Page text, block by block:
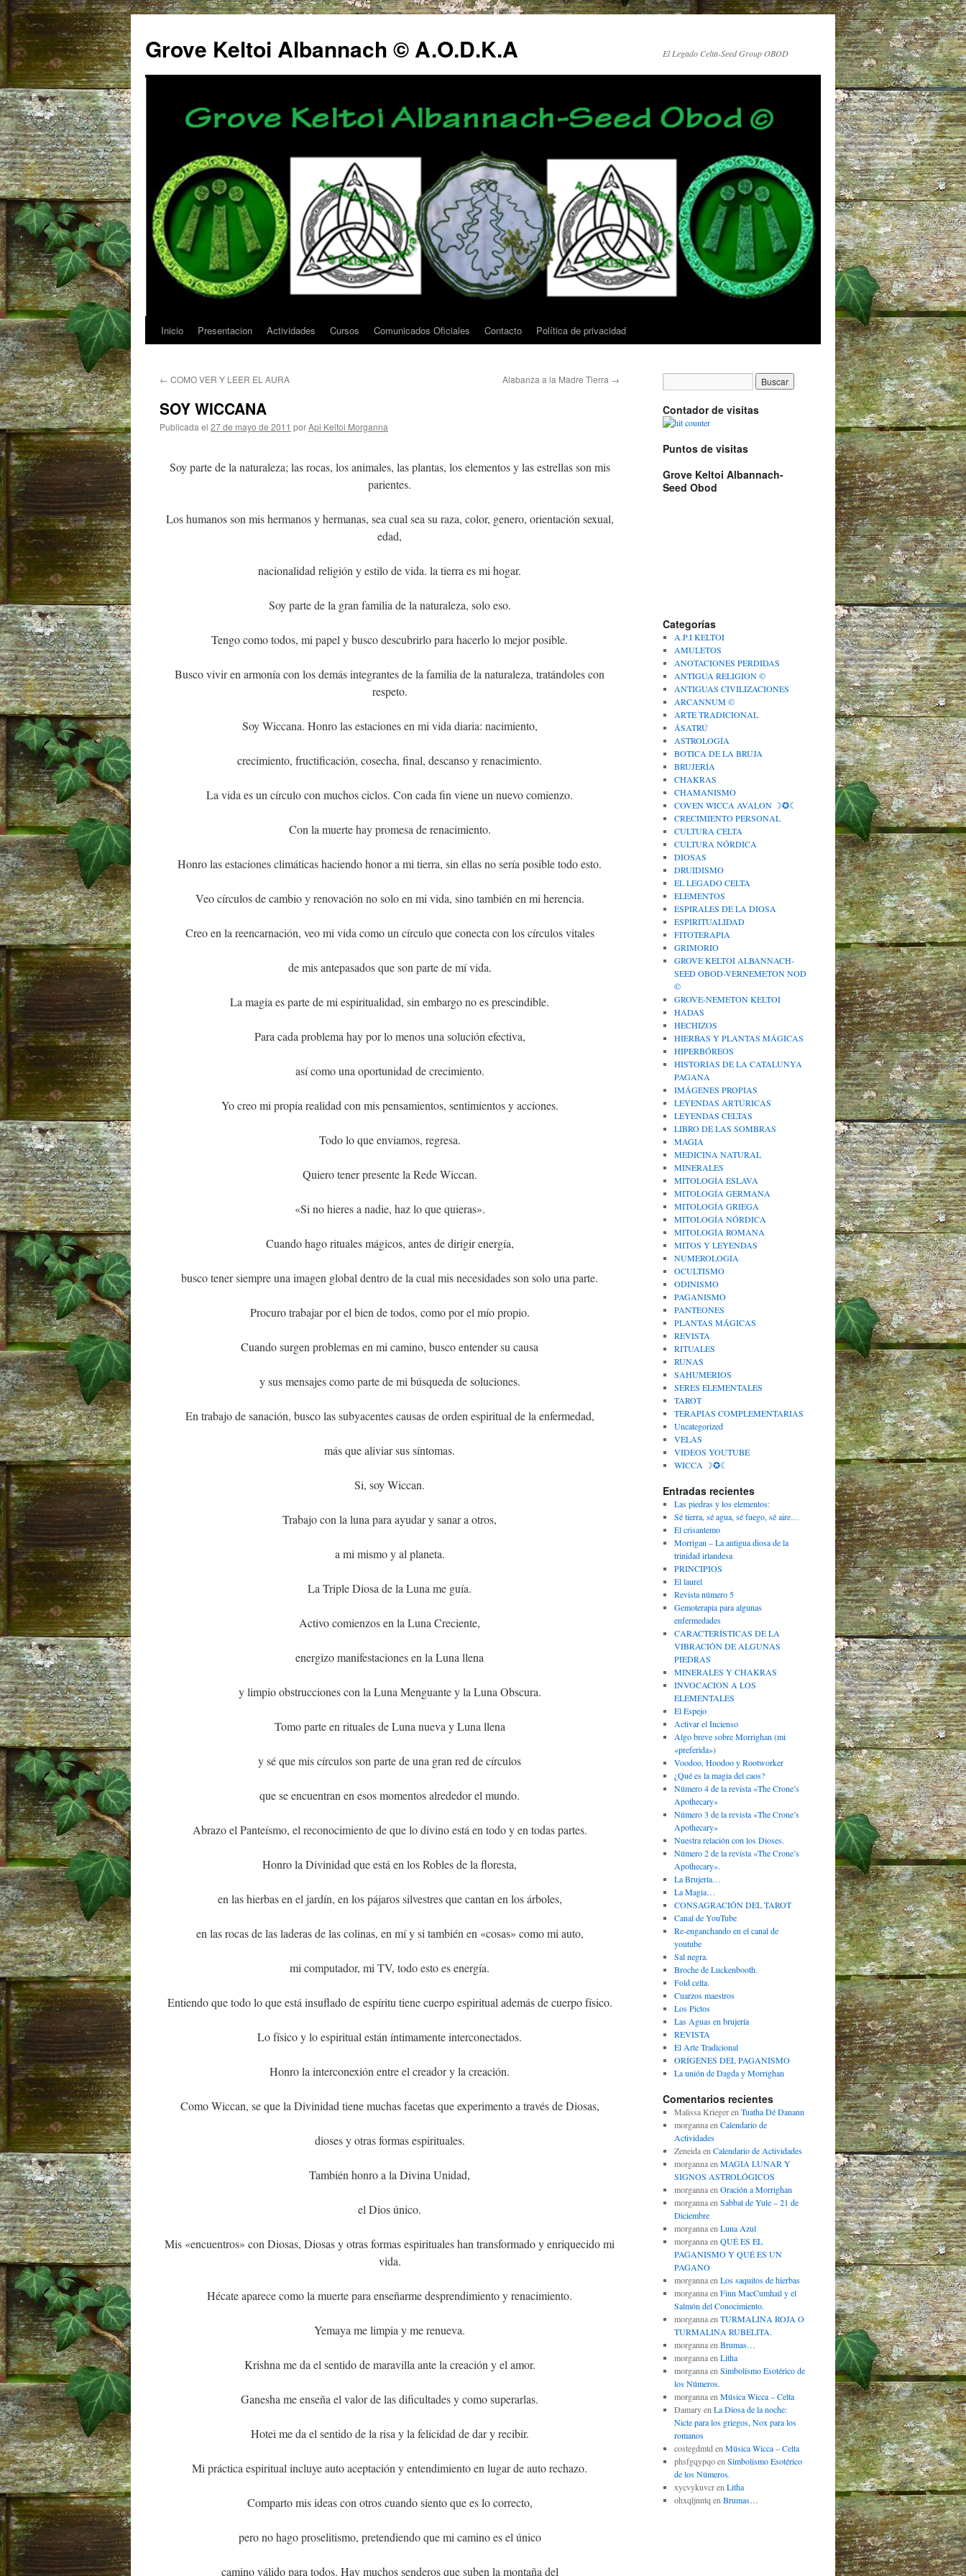
Grove Keltoi Albannach © A.O.D.K.A El Legado Celta-Seed Group OBOD
Saltar
contenido
Inicio Presentacion Actividades Cursos Comunicados Oficiales Contacto Política de privacidad
← COMO VER Y LEER EL AURA Alabanza a la Madre Tierra →
SOY WICCANA
Publicada el 27 de mayo de 2011 porApi Keltoi Morganna
Soy parte de la naturaleza; las rocas, los animales, las plantas, los elementos y las estrellas son mis
parientes.
Los humanos son mis hermanos y hermanas, sea cual sea su raza, color, genero, orientación sexual,
edad,
nacionalidad religión y estilo de vida. la tierra es mi hogar.
Soy parte de la gran familia de la naturaleza, solo eso.
Tengo como todos, mi papel y busco descubrirlo para hacerlo lo mejor posible.
Busco vivir en armonía con los demás integrantes de la familia de la naturaleza, tratándoles con
respeto.
Soy Wiccana. Honro las estaciones en mi vida diaria: nacimiento,
crecimiento, fructificación, cosecha, final, descanso y renacimiento.
La vida es un círculo con muchos ciclos. Con cada fin viene un nuevo comienzo.
Con la muerte hay promesa de renacimiento.
Honro las estaciones climáticas haciendo honor a mi tierra, sin ellas no sería posible todo esto.
Veo círculos de cambio y renovación no solo en mi vida, sino también en mi herencia.
Creo en la reencarnación, veo mi vida como un círculo que conecta con los círculos vitales
de mis antepasados que son parte de mí vida.
La magia es parte de mi espiritualidad, sin embargo no es prescindible.
Para cada problema hay por lo menos una solución efectiva,
así como una oportunidad de crecimiento.
Yo creo mi propia realidad con mis pensamientos, sentimientos y acciones.
Todo lo que enviamos, regresa.
Quiero tener presente la Rede Wiccan.
«Si no hieres a nadie, haz lo que quieras».
Cuando hago rituales mágicos, antes de dirigir energía,
busco tener siempre una imagen global dentro de la cual mis necesidades son solo una parte.
Procuro trabajar por el bien de todos, como por el mío propio.
Cuando surgen problemas en mi camino, busco entender su causa
y sus mensajes como parte de mi búsqueda de soluciones.
En trabajo de sanación, busco las subyacentes causas de orden espiritual de la enfermedad,
más que aliviar sus síntomas.
Si, soy Wiccan.
Trabajo con la luna para ayudar y sanar a otros,
a mi mismo y al planeta.
La Triple Diosa de la Luna me guía.
Activo comienzos en la Luna Creciente,
energizo manifestaciones en la Luna llena
y limpio obstrucciones con la Luna Menguante y la Luna Obscura.
Tomo parte en rituales de Luna nueva y Luna llena
y sé que mis círculos son parte de una gran red de círculos
que se encuentran en esos momentos alrededor el mundo.
Abrazo el Panteísmo, el reconocimiento de que lo divino está en todo y en todas partes.
Honro la Divinidad que está en los Robles de la floresta,
en las hierbas en el jardín, en los pájaros silvestres que cantan en los árboles,
en las rocas de las laderas de las colinas, en mí y si también en «cosas» como mi auto,
mi computador, mi TV, todo esto es energía.
Entiendo que todo lo que está insuflado de espíritu tiene cuerpo espiritual además de cuerpo físico.
Lo físico y lo espiritual están íntimamente interconectados.
Honro la interconexión entre el creador y la creación.
Como Wiccan, se que la Divinidad tiene muchas facetas que experimento a través de Diosas,
dioses y otras formas espirituales.
También honro a la Divina Unidad,
el Dios único.
Mis «encuentros» con Diosas, Diosas y otras formas espirituales han transformado y enriquecido mi
vida.
Hécate aparece como la muerte para enseñarme desprendimiento y renacimiento.
Yemaya me limpia y me renueva.
Krishna me da el sentido de maravilla ante la creación y el amor.
Ganesha me enseña el valor de las dificultades y como superarlas.
Hotei me da el sentido de la risa y la felicidad de dar y recibir.
Mi práctica espiritual incluye auto aceptación y entendimiento en lugar de auto rechazo.
Comparto mis ideas con otros cuando siento que es lo correcto,
pero no hago proselitismo, pretendiendo que mi camino es el único
camino válido para todos. Hay muchos senderos que suben la montaña del
Contador de visitas
Puntos de visitas
Grove Keltoi Albannach-
Seed Obod
Categorías
A.P.I KELTOI
AMULETOS
ANOTACIONES PERDIDAS
ANTIGUA RELIGION ©
ANTIGUAS CIVILIZACIONES
ARCANNUM ©
ARTE TRADICIONAL
ÁSATRÚ
ASTROLOGÍA
BOTICA DE LA BRUJA
BRUJERÍA
CHAKRAS
CHAMANISMO
COVEN WICCA AVALON ☽✪☾
CRECIMIENTO PERSONAL
CULTURA CELTA
CULTURA NÓRDICA
DIOSAS
DRUIDISMO
EL LEGADO CELTA
ELEMENTOS
ESPIRALES DE LA DIOSA
ESPIRITUALIDAD
FITOTERAPIA
GRIMORIO
GROVE KELTOI ALBANNACH-
SEED OBOD-VERNEMETON NOD
©
GROVE-NEMETON KELTOI
HADAS
HECHIZOS
HIERBAS Y PLANTAS MÁGICAS
HIPERBÓREOS
HISTORIAS DE LA CATALUNYA
PAGANA
IMÁGENES PROPIAS
LEYENDAS ARTÚRICAS
LEYENDAS CELTAS
LIBRO DE LAS SOMBRAS
MAGIA
MEDICINA NATURAL
MINERALES
MITOLOGÍA ESLAVA
MITOLOGÍA GERMANA
MITOLOGÍA GRIEGA
MITOLOGÍA NÓRDICA
MITOLOGÍA ROMANA
MITOS Y LEYENDAS
NUMEROLOGÍA
OCULTISMO
ODINISMO
PAGANISMO
PANTEONES
PLANTAS MÁGICAS
REVISTA
RITUALES
RUNAS
SAHUMERIOS
SERES ELEMENTALES
TAROT
TERAPIAS COMPLEMENTARIAS
Uncategorized
VELAS
VIDEOS YOUTUBE
WICCA ☽✪☾
Entradas recientes
Las piedras y los elementos:
Sé tierra, sé agua, sé fuego, sé aire…
El crisantemo
Morrigan – La antigua diosa de la
trinidad irlandesa
PRINCIPIOS
El laurel
Revista número 5
Gemoterapia para algunas
enfermedades
CARACTERÍSTICAS DE LA
VIBRACIÓN DE ALGUNAS
PIEDRAS
MINERALES Y CHAKRAS
INVOCACION A LOS
ELEMENTALES
El Espejo
Activar el Incienso
Algo breve sobre Morrighan (mi
«preferida»)
Voodoo, Hoodoo y Rootworker
¿Qué es la magia del caos?
Número 4 de la revista «The Crone’s
Apothecary»
Número 3 de la revista «The Crone’s
Apothecary»
Nuestra relación con los Dioses.
Número 2 de la revista «The Crone’s
Apothecary».
La Brujería…
La Magia…
CONSAGRACIÓN DEL TAROT
Canal de YouTube
Re-enganchando en el canal de
youtube
Sal negra.
Broche de Luckenbooth.
Fold celta.
Cuarzos maestros
Los Pictos
Las Aguas en brujería
REVISTA
El Arte Tradicional
ORÍGENES DEL PAGANISMO
La unión de Dagda y Morrighan
Comentarios recientes
Malissa Kriegeren Tuatha Dé Danann
morgannaen Calendario de
Actividades
Zeneidaen Calendario de Actividades
morgannaen MAGIA LUNAR Y
SIGNOS ASTROLÓGICOS
morgannaen Oración a Morrighan
morgannaen Sabbat de Yule – 21 de
Diciembre
morgannaen Luna Azul
morgannaen QUÉ ES EL
PAGANISMO Y QUÉ ES UN
PAGANO
morgannaen Los saquitos de hierbas
morgannaen Finn MacCumhail y el
Salmón del Conocimiento.
morgannaen TURMALINA ROJA O
TURMALINA RUBELITA.
morgannaen Brumas…
morgannaen Litha
morgannaen Simbolismo Esotérico de
los Números.
morgannaen Música Wicca – Celta
Damaryen La Diosa de la noche:
Nicte para los griegos, Nox para los
romanos
costegdmtd en Música Wicca – Celta
phsfgqypqoen Simbolismo Esotérico
de los Números.
xycvykuvcren Litha
ohxqljnntq en Brumas…